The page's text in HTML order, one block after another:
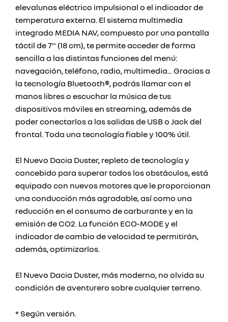
elevalunas eléctrico impulsional o el indicador de
temperatura externa. El sistema multimedia
integrado MEDIA NAV, compuesto por una pantalla
táctil de 7'' (18 cm), te permite acceder de forma
sencilla a las distintas funciones del menú:
navegación, teléfono, radio, multimedia... Gracias a
la tecnología Bluetooth®, podrás llamar con el
manos libres o escuchar la música de tus
dispositivos móviles en streaming, además de
poder conectarlos a las salidas de USB o Jack del
frontal. Toda una tecnología fiable y 100% útil.
El Nuevo Dacia Duster, repleto de tecnología y
concebido para superar todos los obstáculos, está
equipado con nuevos motores que le proporcionan
una conducción más agradable, así como una
reducción en el consumo de carburante y en la
emisión de CO2. La función ECO-MODE y el
indicador de cambio de velocidad te permitirán,
además, optimizarlos.
El Nuevo Dacia Duster, más moderno, no olvida su
condición de aventurero sobre cualquier terreno.
* Según versión.